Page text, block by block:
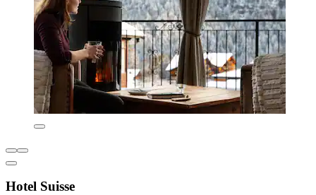
Hotel Suisse